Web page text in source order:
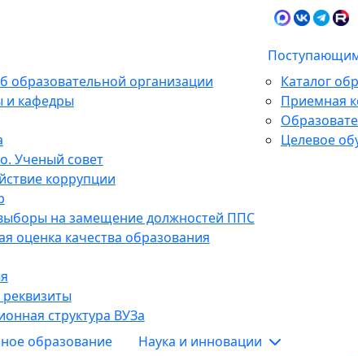
образовательной организации
и кафедры
Ученый совет
коррупции
на замещение должностей ППС
оценка качества образования
структура ВУЗа
Каталог
Приемная
Целевое
образование
Наука и инновации